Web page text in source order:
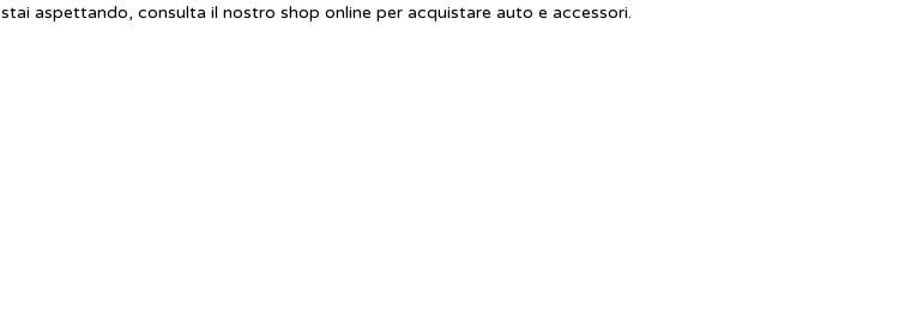
aspettando, consulta il nostro shop online per acquistare auto e accessori.